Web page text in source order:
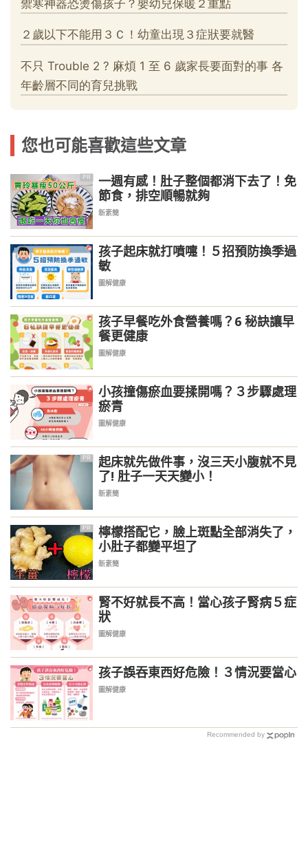
您也可能喜歡這些文章
PR
一週有感！肚子整個都消下去了！免
節食，排空順暢就夠
新素簡
孩子起床就打噴嚏！５招預防換季過
敏
圖解健康
孩子早餐吃外食營養嗎？6 秘訣讓早
餐更健康
圖解健康
小孩撞傷瘀血要揉開嗎？３步驟處理
瘀青
圖解健康
PR
起床就先做件事，沒三天小腹就不見
了! 肚子一天天變小！
新素簡
PR
檸檬搭配它，臉上斑點全部消失了，
小肚子都變平坦了
新素簡
腎不好就長不高！當心孩子腎病５症
狀
圖解健康
孩子誤吞東西好危險！３情況要當心
圖解健康
Recommended by